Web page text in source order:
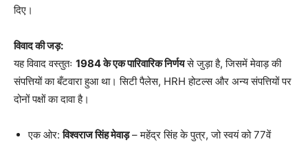
दिए।
विवाद की जड़:
यह विवाद वस्तुतः 1984 के एक पारिवारिक निर्णयसे जुड़ा है, जिसमें मेवाड़ की
संपत्तियों का बँटवारा हुआ था। सिटी पैलेस, HRH होटल्स और अन्य संपत्तियों पर
दोनों पक्षों का दावा है।
एक ओर:विश्वराज सिंह मेवाड़– महेंद्र सिंह के पुत्र, जो स्वयं को 77वें